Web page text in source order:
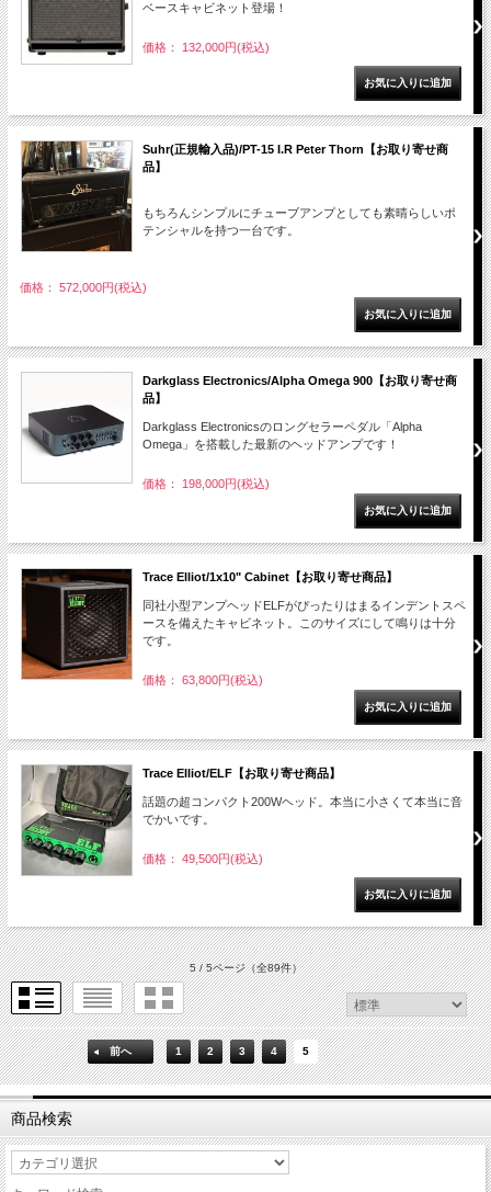
ベースキャビネット登場！
価格： 132,000円(税込)
Suhr(正規輸入品)/PT-15 I.R Peter Thorn【お取り寄せ商
品】
もちろんシンプルにチューブアンプとしても素晴らしいポ
テンシャルを持つ一台です。
価格： 572,000円(税込)
Darkglass Electronics/Alpha Omega 900【お取り寄せ商
品】
Darkglass Electronicsのロングセラーペダル「Alpha
Omega」を搭載した最新のヘッドアンプです！
価格： 198,000円(税込)
Trace Elliot/1x10" Cabinet【お取り寄せ商品】
同社小型アンプヘッドELFがぴったりはまるインデントスペ
ースを備えたキャビネット。このサイズにして鳴りは十分
です。
価格： 63,800円(税込)
Trace Elliot/ELF【お取り寄せ商品】
話題の超コンパクト200Wヘッド。本当に小さくて本当に音
でかいです。
価格： 49,500円(税込)
5 / 5ページ（全89件）
前へ 1 2 3 4 5
商品検索